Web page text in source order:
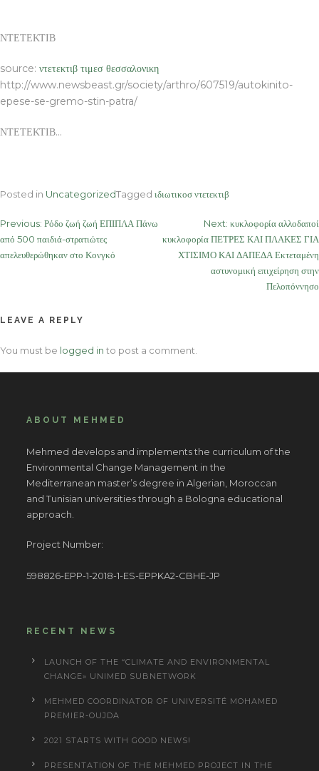
ΝΤΕΤΕΚΤΙΒ
source: ντετεκτιβ τιμεσ θεσσαλονικη
http://www.newsbeast.gr/society/arthro/607519/autokinito-
epese-se-gremo-stin-patra/
ΝΤΕΤΕΚΤΙΒ…
Posted in UncategorizedTagged ιδιωτικοσ ντετεκτιβ
Post
navigation
Previous: Ρόδο ζωή ζωή ΕΠΙΠΛΑ Πάνω
από 500 παιδιά-στρατιώτες
απελευθερώθηκαν στο Κονγκό
Next: κυκλοφορία αλλοδαποί
κυκλοφορία ΠΕΤΡΕΣ ΚΑΙ ΠΛΑΚΕΣ ΓΙΑ
ΧΤΙΣΙΜΟ ΚΑΙ ΔΑΠΕΔΑ Εκτεταμένη
αστυνομική επιχείρηση στην
Πελοπόννησο
LEAVE A REPLY
You must be logged in to post a comment.
ABOUT MEHMED
Mehmed develops and implements the curriculum of the
Environmental Change Management in the
Mediterranean master’s degree in Algerian, Moroccan
and Tunisian universities through a Bologna educational
approach.
Project Number:
598826-EPP-1-2018-1-ES-EPPKA2-CBHE-JP
RECENT NEWS
LAUNCH OF THE “CLIMATE AND ENVIRONMENTAL
CHANGE» UNIMED SUBNETWORK
MEHMED COORDINATOR OF UNIVERSITÉ MOHAMED
PREMIER-OUJDA
2021 STARTS WITH GOOD NEWS!
PRESENTATION OF THE MEHMED PROJECT IN THE